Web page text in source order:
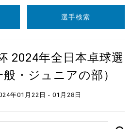
選手検索
2024年全日本卓球選
・ジュニアの部）
年01月22日 - 01月28日